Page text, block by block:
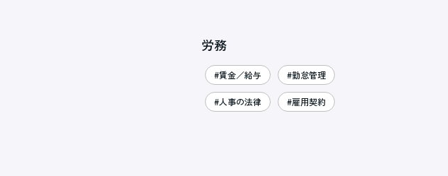
労務
#賃金／給与 #勤怠管理
#人事の法律 #雇用契約